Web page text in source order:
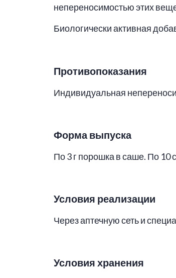
непереносимостью этих
Биологически активная
Противопоказания
Индивидуальная
Форма выпуска
По 3 г порошка в саше. По 10
Условия реализации
Через аптечную сеть и
Условия хранения